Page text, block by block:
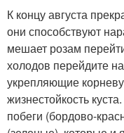
К концу августа
они способствуют
мешает розам
холодов перейдите
укрепляющие
жизнестойкость
побеги (бордово-